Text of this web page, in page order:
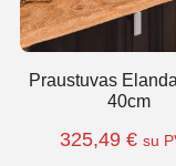
Praustuvas
40cm
325,49 € su